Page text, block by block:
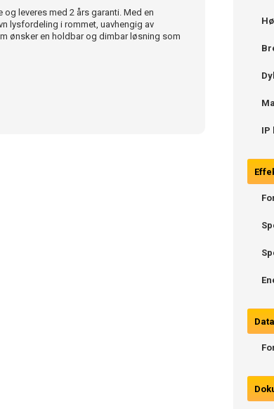
leveres med 2 års garanti. Med en
lysfordeling i rommet, uavhengig av
ønsker en holdbar og dimbar løsning som
IP
Data